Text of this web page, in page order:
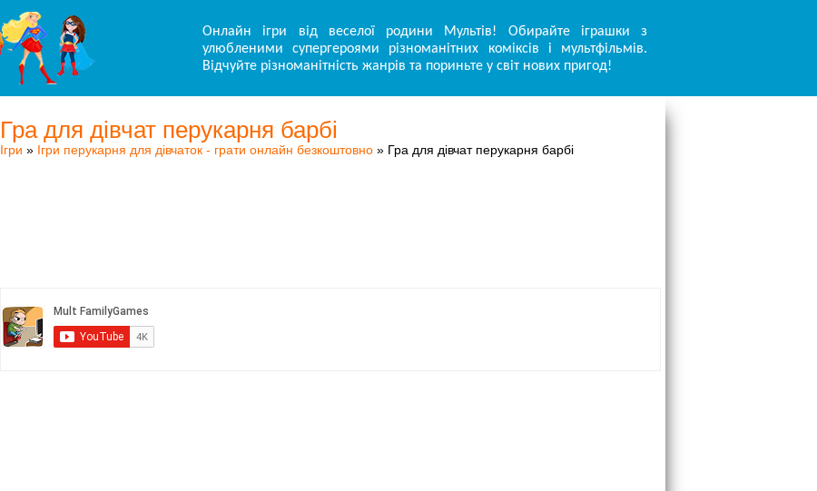
Онлайн ігри від веселої родини Мультів! Обирайте іграшки з
улюбленими супергероями різноманітних коміксів і мультфільмів.
Відчуйте різноманітність жанрів та пориньте у світ нових пригод!
Гра для дівчат перукарня барбі
Ігри » Ігри перукарня для дівчаток - грати онлайн безкоштовно » Гра для дівчат перукарня барбі